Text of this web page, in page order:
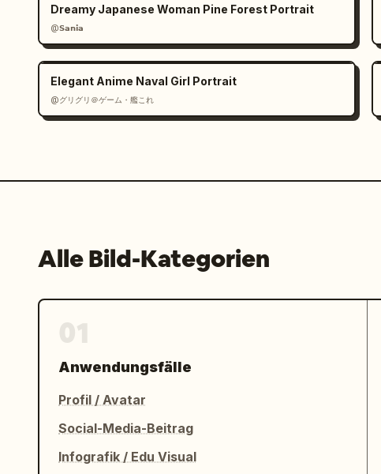
Dreamy Japanese Woman Pine Forest Portrait
@𝗦𝗮𝗻𝗶𝗮
Elegant Anime Naval Girl Portrait
@グリグリ＠ゲーム・艦これ
Alle Bild-Kategorien
Anwendungsfälle
Profil / Avatar
Social-Media-Beitrag
Infografik / Edu Visual